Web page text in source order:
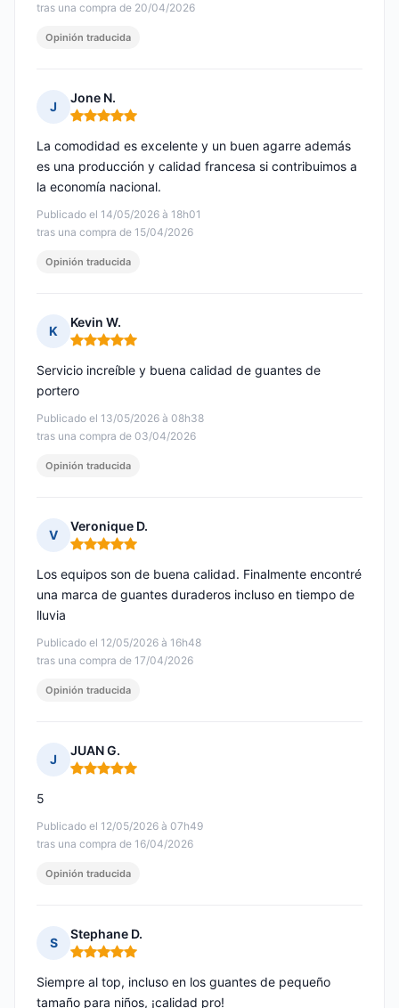
tras una compra de 20/04/2026
Opinión traducida
J
Jone N.
Nota: 5 de 5
Publicado el 14/05/2026 à 18h01
tras una compra de 15/04/2026
La comodidad es excelente y un buen agarre además
es una producción y calidad francesa si contribuimos a
la economía nacional.
Opinión traducida
K
Kevin W.
Nota: 5 de 5
Publicado el 13/05/2026 à 08h38
tras una compra de 03/04/2026
Servicio increíble y buena calidad de guantes de
portero
Opinión traducida
V
Veronique D.
Nota: 5 de 5
Publicado el 12/05/2026 à 16h48
tras una compra de 17/04/2026
Los equipos son de buena calidad. Finalmente encontré
una marca de guantes duraderos incluso en tiempo de
lluvia
Opinión traducida
J
JUAN G.
Nota: 5 de 5
Publicado el 12/05/2026 à 07h49
tras una compra de 16/04/2026
5
Opinión traducida
S
Stephane D.
Nota: 5 de 5
Siempre al top, incluso en los guantes de pequeño
tamaño para niños, ¡calidad pro!